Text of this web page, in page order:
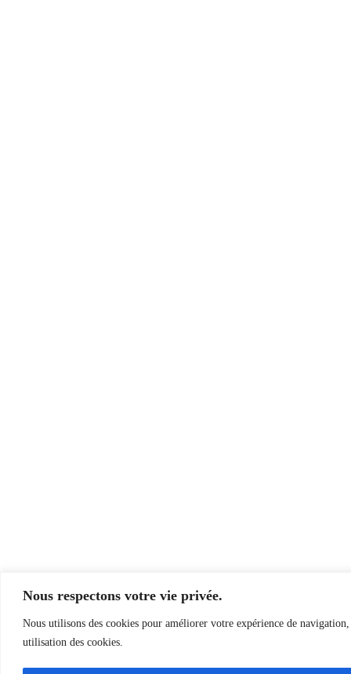
Nous respectons votre vie privée.
Nous utilisons des cookies pour améliorer votre expérience de
utilisation des cookies.